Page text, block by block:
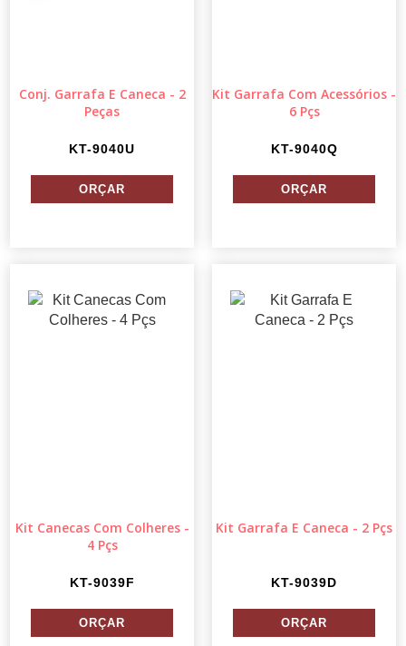
Conj. Garrafa E Caneca - 2
Peças
KT-9040U
Kit Garrafa Com Acessórios -
6 Pçs
KT-9040Q
Kit Canecas Com Colheres -
4 Pçs
KT-9039F
Kit Garrafa E Caneca - 2 Pçs
KT-9039D